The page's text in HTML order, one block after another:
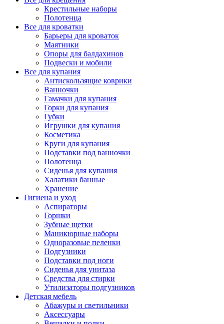
Крестильные наборы
Полотенца
Все для кроватки
Барьеры для кроваток
Маятники
Опоры для балдахинов
Подвески и мобили
Все для купания
Антискользящие коврики
Ванночки
Гамачки для купания
Горки для купания
Губки
Игрушки для купания
Косметика
Круги для купания
Подставки под ванночки
Полотенца
Сиденья для купания
Халатики банные
Хранение
Гигиена и уход
Аспираторы
Горшки
Зубные щетки
Маникюрные наборы
Одноразовые пеленки
Подгузники
Подставки под ноги
Сиденья для унитаза
Средства для стирки
Утилизаторы подгузников
Детская мебель
Абажуры и светильники
Аксессуары